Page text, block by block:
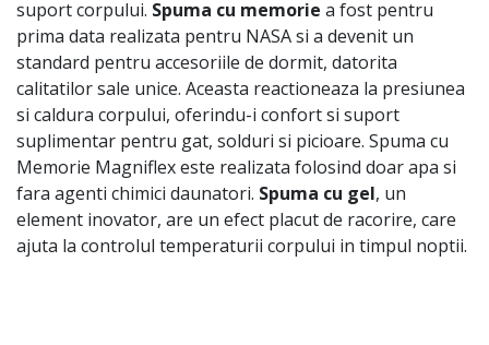
suport corpului. Spuma cu memorie a fost pentru
prima data realizata pentru NASA si a devenit un
standard pentru accesoriile de dormit, datorita
calitatilor sale unice. Aceasta reactioneaza la presiunea
si caldura corpului, oferindu-i confort si suport
suplimentar pentru gat, solduri si picioare. Spuma cu
Memorie Magniflex este realizata folosind doar apa si
fara agenti chimici daunatori. Spuma cu gel, un
element inovator, are un efect placut de racorire, care
ajuta la controlul temperaturii corpului in timpul noptii.